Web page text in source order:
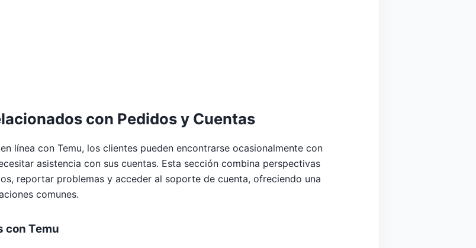
con Pedidos y Cuentas
línea con Temu, los clientes pueden encontrarse ocasionalmente con
asistencia con sus cuentas. Esta sección combina perspectivas
reportar problemas y acceder al soporte de cuenta, ofreciendo una
comunes.
con Temu